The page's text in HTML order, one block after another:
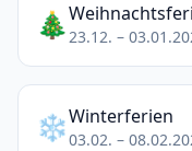
🎄23.12. –
❄️Winterferien
03.02. –